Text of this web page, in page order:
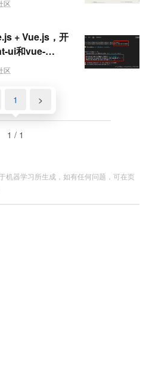
区
区
+ Vue.js，开
ui和vue-
1 >
1 / 1
机器学习所生成，如有任何问题，可在页